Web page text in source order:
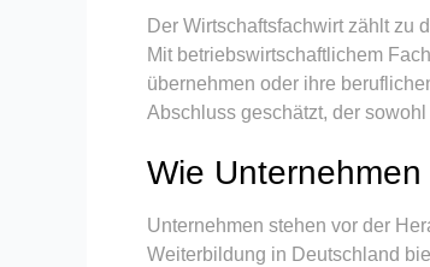
Der Wirtschaftsfachwirt zählt zu
Mit betriebswirtschaftlichem
übernehmen oder ihre
Abschluss geschätzt, der
Wie
Unternehmen stehen vor der
Weiterbildung in Deutschland